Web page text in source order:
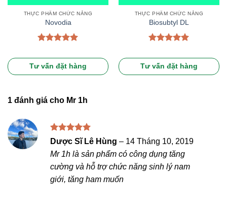
THỰC PHẨM CHỨC NĂNG
Novodia
hạng5.00
5 sao
Tư vấn đặt hàng
THỰC PHẨM CHỨC NĂNG
Biosubtyl DL
hạng5.00
5 sao
Tư vấn đặt hàng
1 đánh giá cho Mr 1h
Được xếp
hạng
sao
Dược Sĩ Lê Hùng – 14 Tháng 10, 2019
Mr 1h là sản phẩm có công dụng tăng
cường và hỗ trợ chức năng sinh lý nam
giới, tăng ham muốn